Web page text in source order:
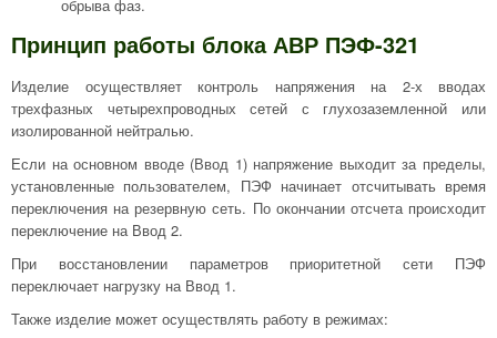
обрыва фаз.
Принцип работы блока АВР ПЭФ-321
Изделие осуществляет контроль напряжения на 2-х вводах
трехфазных четырехпроводных сетей с глухозаземленной или
изолированной нейтралью.
Если на основном вводе (Ввод 1) напряжение выходит за пределы,
установленные пользователем, ПЭФ начинает отсчитывать время
переключения на резервную сеть. По окончании отсчета происходит
переключение на Ввод 2.
При восстановлении параметров приоритетной сети ПЭФ
переключает нагрузку на Ввод 1.
Также изделие может осуществлять работу в режимах: